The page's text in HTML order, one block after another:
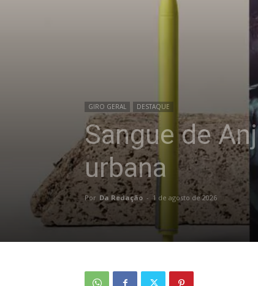
GIRO GERAL DESTAQUE
Sangue de
urbana
Por Da Redação - 1 de agosto de 2026